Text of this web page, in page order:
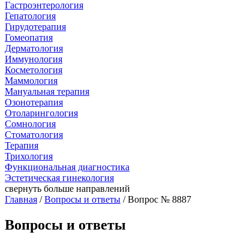
Гастроэнтерология
Гепатология
Гирудотерапия
Гомеопатия
Дерматология
Иммунология
Косметология
Маммология
Мануальная терапия
Озонотерапия
Отоларингология
Сомнология
Стоматология
Терапия
Трихология
Функциональная диагностика
Эстетическая гинекология
свернуть больше направлений
Главная /Вопросы и ответы / Вопрос № 8887
Вопросы и ответы